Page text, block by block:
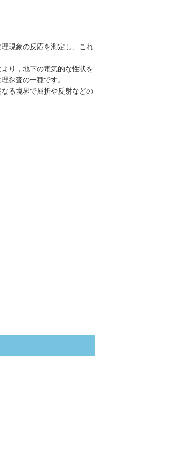
現象の反応を測定し、これ
り，地下の電気的な性状を
探査の一種です。
る境界で屈折や反射などの